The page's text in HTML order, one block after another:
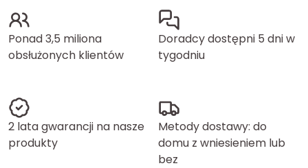
Ponad 3,5 miliona
obsłużonych klientów
Doradcy dostępni 5 dni w
tygodniu
2 lata gwarancji na nasze
produkty
Metody dostawy: do
domu z wniesieniem lub
bez